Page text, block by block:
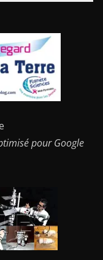
pour Google